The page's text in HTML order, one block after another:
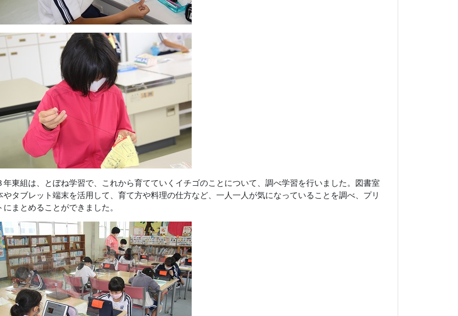
東組は、とぼね学習で、これから育てていくイチゴのことについて、調べ学習を行いました。図書室
やタブレット端末を活用して、育て方や料理の仕方など、一人一人が気になっていることを調べ、プリ
にまとめることができました。